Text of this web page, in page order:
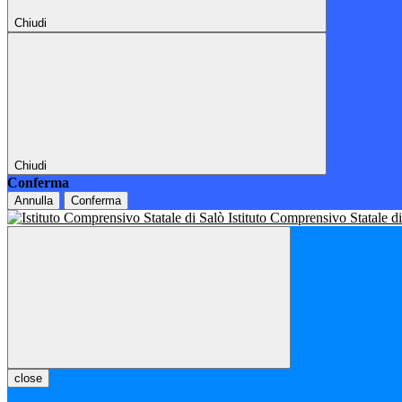
Chiudi
Chiudi
Conferma
Annulla Conferma
Istituto Comprensivo Statale
close